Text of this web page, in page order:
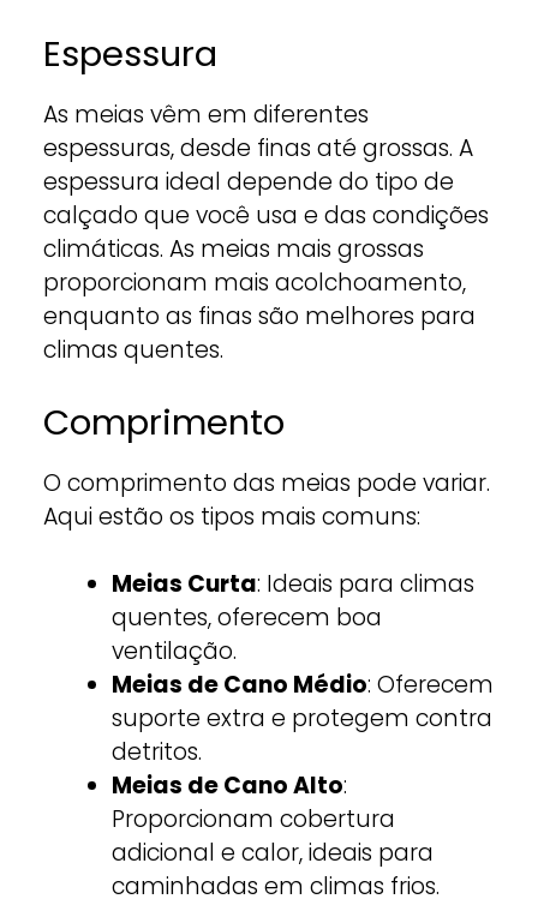
Espessura
As meias vêm em diferentes
espessuras, desde finas até grossas. A
espessura ideal depende do tipo de
calçado que você usa e das condições
climáticas. As meias mais grossas
proporcionam mais acolchoamento,
enquanto as finas são melhores para
climas quentes.
Comprimento
O comprimento das meias pode variar.
Aqui estão os tipos mais comuns:
Meias Curta: Ideais para climas
quentes, oferecem boa
ventilação.
Meias de Cano Médio: Oferecem
suporte extra e protegem contra
detritos.
Meias de Cano Alto:
Proporcionam cobertura
adicional e calor, ideais para
caminhadas em climas frios.